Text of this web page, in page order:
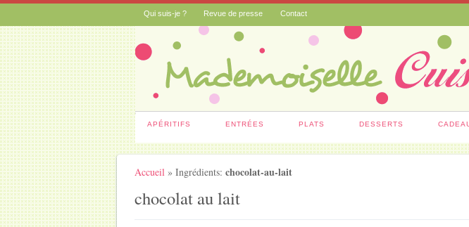
Qui suis-je ? Revue de presse Contact
APÉRITIFS ENTRÉES PLATS DESSERTS
Accueil » Ingrédients:chocolat-au-lait
chocolat au lait